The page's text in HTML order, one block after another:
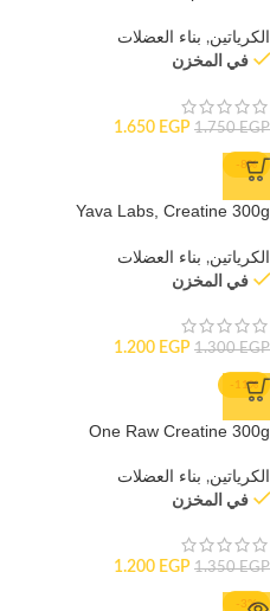
الكرياتين, بناء العضلات
في المخزن
1.750EGP
1.650 EGP
-8%
Yava Labs, Creatine 300g
الكرياتين, بناء العضلات
في المخزن
1.300EGP
1.200 EGP
-11%
One Raw Creatine 300g
الكرياتين, بناء العضلات
في المخزن
1.350EGP
1.200 EGP
-3%